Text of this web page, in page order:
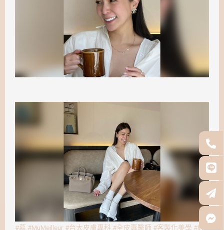
#慕 #MuMeilleur #台大皮膚專科 #全皮專醫師 #客製化美學 #輕